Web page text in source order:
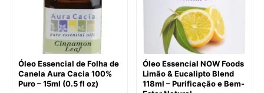
Óleo Essencial de Folha de
Canela Aura Cacia 100%
Puro – 15ml (0.5 fl oz)
Óleo Essencial NOW Foods
Limão & Eucalipto Blend
118ml – Purificação e Bem-